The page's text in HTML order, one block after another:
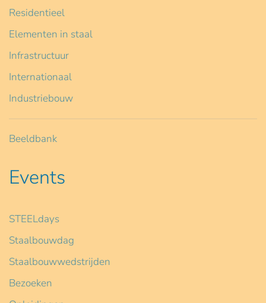
Residentieel
Elementen in staal
Infrastructuur
Internationaal
Industriebouw
Beeldbank
Events
STEELdays
Staalbouwdag
Staalbouwwedstrijden
Bezoeken